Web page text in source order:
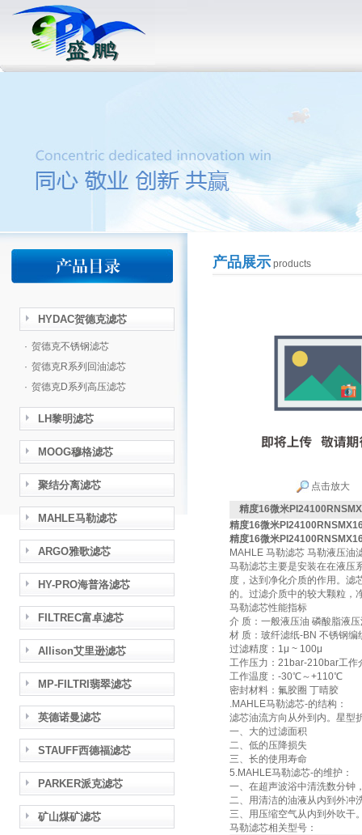
HYDAC贺德克滤芯
· 贺德克不锈钢滤芯
· 贺德克R系列回油滤芯
· 贺德克D系列高压滤芯
LH黎明滤芯
MOOG穆格滤芯
聚结分离滤芯
MAHLE马勒滤芯
ARGO雅歌滤芯
HY-PRO海普洛滤芯
FILTREC富卓滤芯
Allison艾里逊滤芯
MP-FILTRI翡翠滤芯
英德诺曼滤芯
STAUFF西德福滤芯
PARKER派克滤芯
矿山煤矿滤芯
产品展示products
点击放大
精度16微米
精度16微米
精度16微米
MAHLE 马勒滤芯 马勒液压
马勒滤芯主要是安装在在液压
度，达到净化介质的作用。滤
的。过滤介质中的较大颗粒，
马勒滤芯性能指标
介 质：一般液压油 磷酸脂液
材 质：玻纤滤纸-BN 不锈钢
过滤精度：1μ ~ 100μ
工作压力：21bar-210bar工作
工作温度：-30℃～+110℃
密封材料：氟胶圈 丁晴胶
.MAHLE马勒滤芯-的结构：
滤芯油流方向从外到内。星型
一、大的过滤面积
二、低的压降损失
三、长的使用寿命
5.MAHLE马勒滤芯-的维护：
一、在超声波浴中清洗数分钟
二、用清洁的油液从内到外冲
三、用压缩空气从内到外吹干
马勒滤芯相关型号：